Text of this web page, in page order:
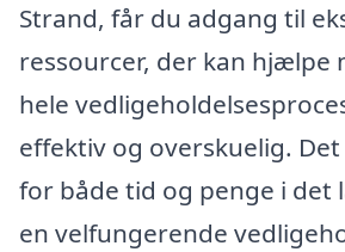
Strand, får du adgang til
ressourcer, der kan hjælpe
hele
effektiv og overskuelig.
for både tid og penge i det
en velfungerende